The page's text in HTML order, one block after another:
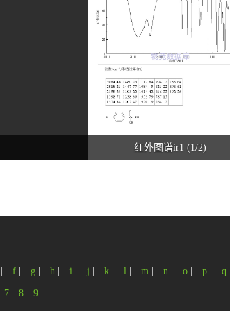
红外图谱ir1 (1/2)
f g h i j k l m n o p q
7 8 9